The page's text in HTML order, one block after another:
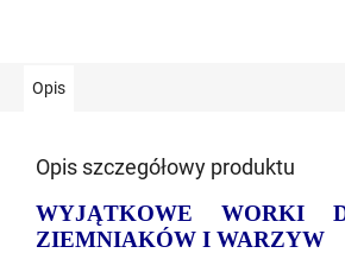
Opis
Opis szczegółowy produktu
WYJĄTKOWE WORKI
ZIEMNIAKÓW I WARZYW